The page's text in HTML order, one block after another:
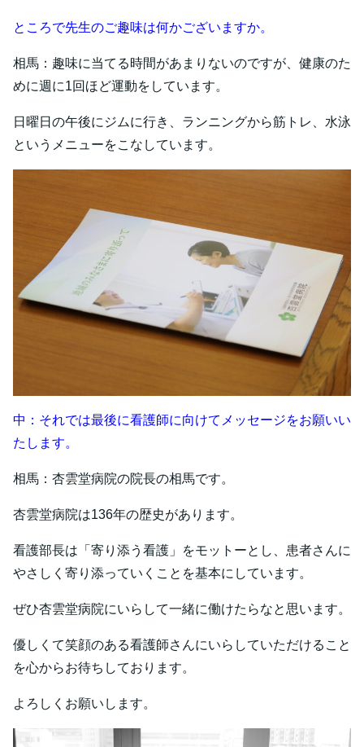
ところで先生のご趣味は何かございますか。
相馬：趣味に当てる時間があまりないのですが、健康のた
めに週に1回ほど運動をしています。
日曜日の午後にジムに行き、ランニングから筋トレ、水泳
というメニューをこなしています。
中：それでは最後に看護師に向けてメッセージをお願いい
たします。
相馬：杏雲堂病院の院長の相馬です。
杏雲堂病院は136年の歴史があります。
看護部長は「寄り添う看護」をモットーとし、患者さんに
やさしく寄り添っていくことを基本にしています。
ぜひ杏雲堂病院にいらして一緒に働けたらなと思います。
優しくて笑顔のある看護師さんにいらしていただけること
を心からお待ちしております。
よろしくお願いします。